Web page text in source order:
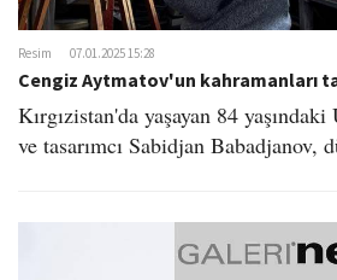
Resim 07.01.2025 15:28
Cengiz Aytmatov'un kahramanları
Kırgızistan'da yaşayan 84 yaşındaki
ve tasarımcı Sabidjan Babadjanov,